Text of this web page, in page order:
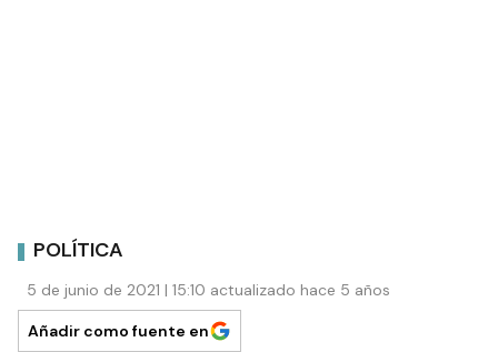
POLÍTICA
5 de junio de 2021 | 15:10 actualizado hace 5 años
Añadir como fuente en